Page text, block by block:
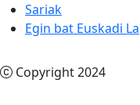
Sariak
Egin bat Euskadi
Copyright 2024